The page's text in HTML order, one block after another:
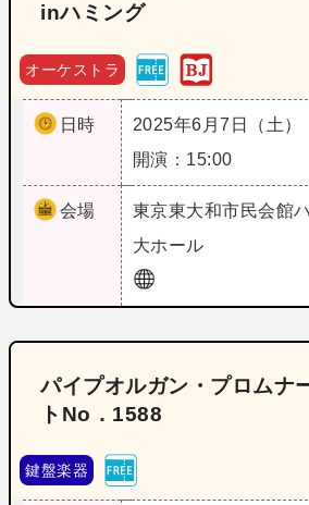
inハミング
オーケストラ
日時
2025年6月7日（土）
開演：15:00
会場 東京東大和市民会館
大ホール
パイプオルガン・プロムナ
トNo．1588
鍵盤楽器